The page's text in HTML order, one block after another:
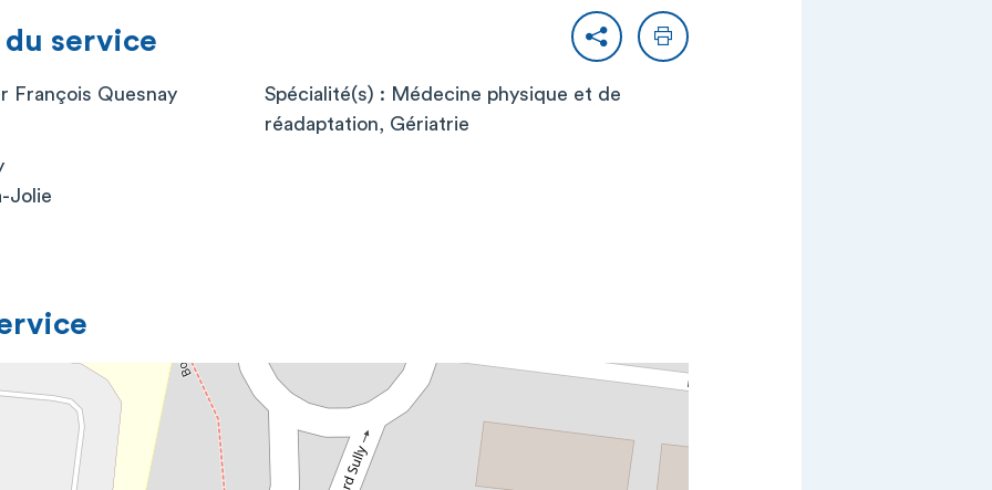
PartagerImprimer
service
François Quesnay
Jolie
Spécialité(s) : Médecine physique et de
réadaptation, Gériatrie